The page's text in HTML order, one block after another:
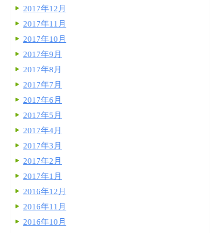
2017年12月
2017年11月
2017年10月
2017年9月
2017年8月
2017年7月
2017年6月
2017年5月
2017年4月
2017年3月
2017年2月
2017年1月
2016年12月
2016年11月
2016年10月